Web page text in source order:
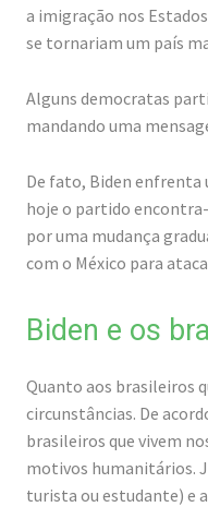
a imigração nos
se tornariam um país
Alguns democratas
mandando uma
De fato, Biden enfrenta
hoje o partido
por uma mudança
com o México para
Biden e os
Quanto aos brasileiros
circunstâncias. De
brasileiros que vivem
motivos humanitários.
turista ou estudante) e